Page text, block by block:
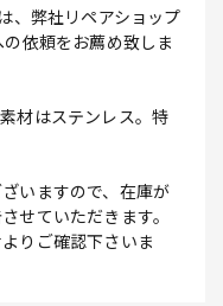
、弊社リペアショップ
依頼をお薦め致しま
材はステンレス。特
いますので、在庫が
せていただきます。
りご確認下さいま